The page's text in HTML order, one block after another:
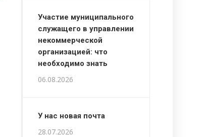
Участие муниципального
служащего в управлении
некоммерческой
организацией: что
необходимо знать
06.08.2026
У нас новая почта
28.07.2026